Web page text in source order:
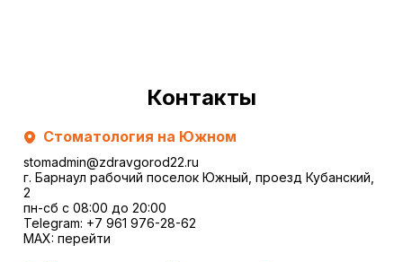
Контакты
Стоматология на Южном
stomadmin@zdravgorod22.ru
г. Барнаул рабочий поселок Южный, проезд Кубанский,
2
пн-сб с 08:00 до 20:00
Telegram: +7 961 976-28-62
MAX: перейти